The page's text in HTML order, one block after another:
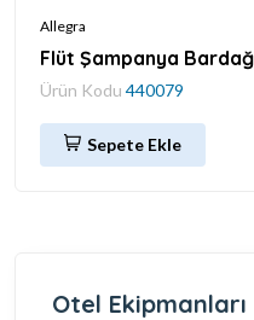
Allegra
Flüt Şampanya
Ürün Kodu 440079
Sepete Ekle
Otel Ekipmanları